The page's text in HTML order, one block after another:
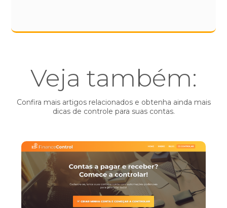
Veja também:
Confira mais artigos relacionados e obtenha ainda mais
dicas de controle para suas contas.